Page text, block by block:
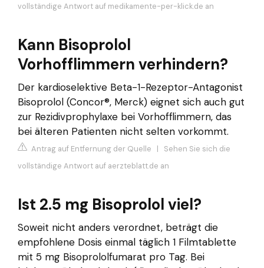
vollständige Antwort auf medikamente-per-klick.de an
Kann Bisoprolol
Vorhofflimmern verhindern?
Der kardioselektive Beta-1-Rezeptor-Antagonist
Bisoprolol (Concor®, Merck) eignet sich auch gut
zur Rezidivprophylaxe bei Vorhofflimmern, das
bei älteren Patienten nicht selten vorkommt.
Antrag auf Entfernung der Quelle | Sehen Sie sich die
vollständige Antwort auf aerzteblatt.de an
Ist 2.5 mg Bisoprolol viel?
Soweit nicht anders verordnet, beträgt die
empfohlene Dosis einmal täglich 1 Filmtablette
mit 5 mg Bisoprololfumarat pro Tag. Bei